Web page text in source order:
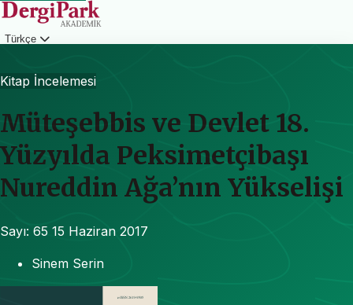
Türkçe
Kitap İncelemesi
Müteşebbis ve Devlet 18.
Yüzyılda Peksimetçibaşı
Nureddin Ağa’nın Yükselişi
Sayı: 65 15 Haziran 2017
Sinem Serin